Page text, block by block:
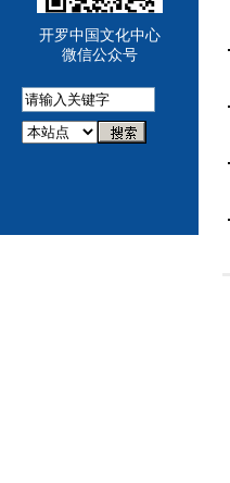
开罗中国文化中心
微信公众号